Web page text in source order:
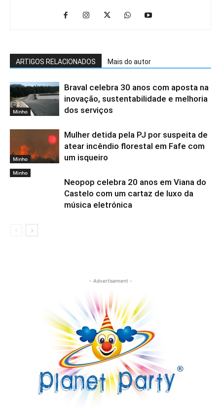
ARTIGOS RELACIONADOS Mais do autor
Minho
Braval celebra 30 anos com aposta na
inovação, sustentabilidade e melhoria
dos serviços
Minho
Mulher detida pela PJ por suspeita de
atear incêndio florestal em Fafe com
um isqueiro
Minho
Neopop celebra 20 anos em Viana do
Castelo com um cartaz de luxo da
música eletrónica
- Advertisement -